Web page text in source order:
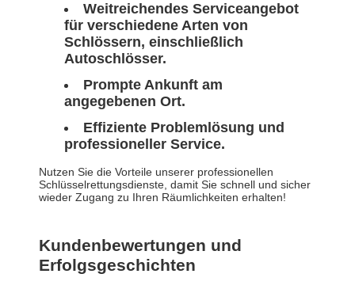
Weitreichendes Serviceangebot
für verschiedene Arten von
Schlössern, einschließlich
Autoschlösser.
Prompte Ankunft am
angegebenen Ort.
Effiziente Problemlösung und
professioneller Service.
Nutzen Sie die Vorteile unserer professionellen
Schlüsselrettungsdienste, damit Sie schnell und sicher
wieder Zugang zu Ihren Räumlichkeiten erhalten!
Kundenbewertungen und
Erfolgsgeschichten